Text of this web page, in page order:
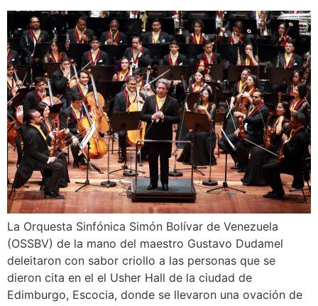
La Orquesta Sinfónica Simón Bolívar de Venezuela
(OSSBV) de la mano del maestro Gustavo Dudamel
deleitaron con sabor criollo a las personas que se
dieron cita en el el Usher Hall de la ciudad de
Edimburgo, Escocia, donde se llevaron una ovación de